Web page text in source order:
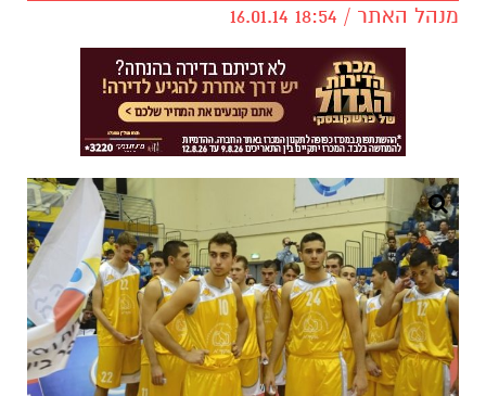
מנהל האתר / 18:54 16.01.14